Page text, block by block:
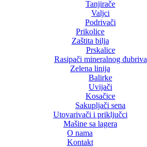
Tanjirače
Valjci
Podrivači
Prikolice
Zaštita bilja
Prskalice
Rasipači mineralnog đubriva
Zelena linija
Balirke
Uvijači
Kosačice
Sakupljači sena
Utovarivači i priključci
Mašine sa lagera
O nama
Kontakt